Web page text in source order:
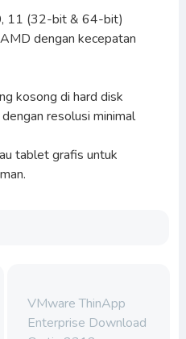
11 (32-bit & 64-bit)
dengan kecepatan
kosong di hard disk
resolusi minimal
tablet grafis untuk
VMware ThinApp
Enterprise Download